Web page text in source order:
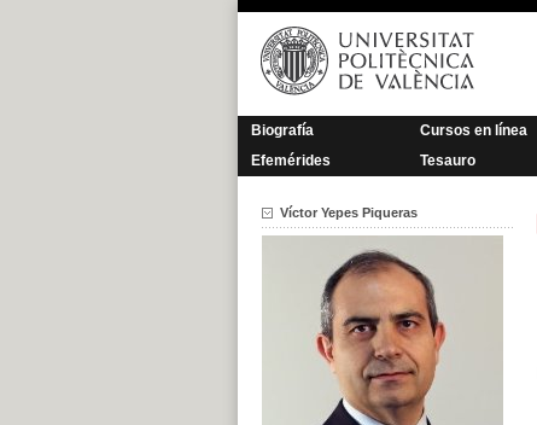
Saltar
contenido
Biografía Cursos en línea
Efemérides
Tesauro
Víctor Yepes Piqueras